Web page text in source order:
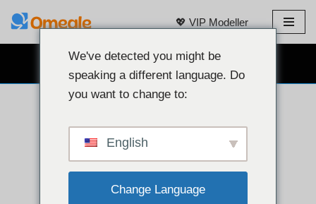
💖 VIP Modeller
ÜCRETSIZ WEB KAMERALI SOHBET 👉
We've detected you might be
speaking a different language. Do
you want to change to:
English
Change Language